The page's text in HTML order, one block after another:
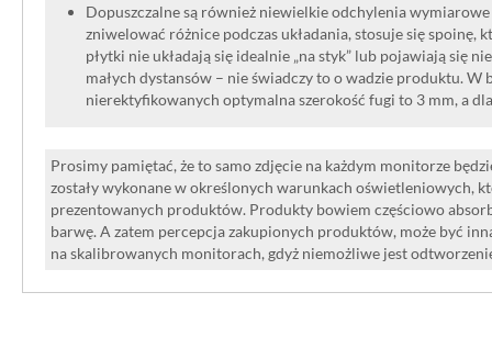
Łatwość montażu i pielęgnacji
Dzięki rektyfikowanym krawędziom
szybki i wygodny. Minimalne fugi
jednolitej powierzchni, co dodatkowo
Co więcej, błyszcząca powierzchnia
Dopuszczalne są również niewielkie odchylenia
zniwelować różnice podczas układania, stosuje się spoinę,
płytki nie układają się idealnie „na styk” lub pojawiają się
małych dystansów – nie świadczy to o wadzie produktu. W
nierektyfikowanych optymalna szerokość fugi to 3 mm, a
Prosimy pamiętać, że to samo zdjęcie na każdym monitorze
zostały wykonane w określonych warunkach oświetleniowych,
prezentowanych produktów. Produkty bowiem częściowo
barwę. A zatem percepcja zakupionych produktów, może być
na skalibrowanych monitorach, gdyż niemożliwe jest